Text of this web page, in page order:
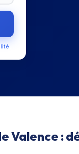
.
Valence :